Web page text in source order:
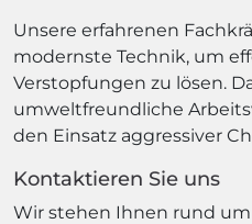
Unsere erfahrenen
modernste Technik, um
Verstopfungen zu lösen.
umweltfreundliche
den Einsatz aggressiver
Kontaktieren Sie uns
Wir stehen Ihnen rund